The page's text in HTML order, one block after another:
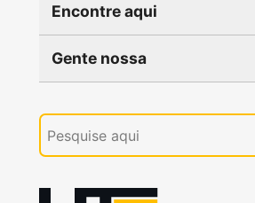
Encontre aqui
Gente nossa